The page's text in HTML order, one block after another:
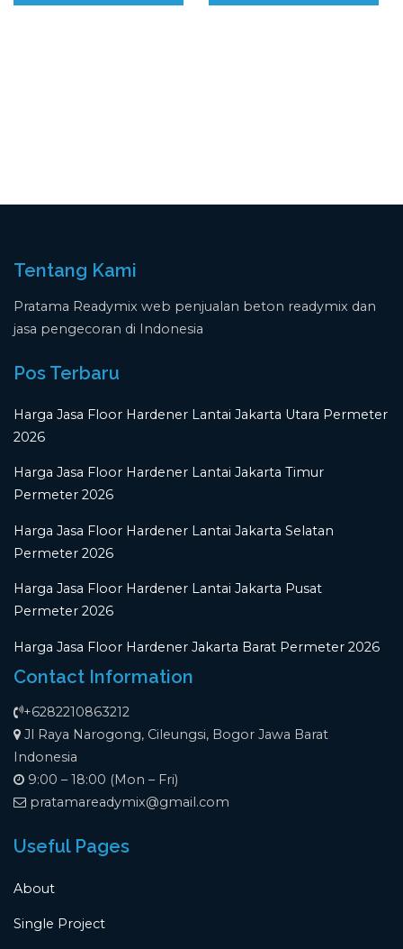
Tentang Kami
Pratama Readymix web penjualan beton readymix dan
jasa pengecoran di Indonesia
Pos Terbaru
Harga Jasa Floor Hardener Lantai Jakarta Utara Permeter
2026
Harga Jasa Floor Hardener Lantai Jakarta Timur
Permeter 2026
Harga Jasa Floor Hardener Lantai Jakarta Selatan
Permeter 2026
Harga Jasa Floor Hardener Lantai Jakarta Pusat
Permeter 2026
Harga Jasa Floor Hardener Jakarta Barat Permeter 2026
Contact Information
+6282210863212
Jl Raya Narogong, Cileungsi, Bogor Jawa Barat
Indonesia
9:00 – 18:00 (Mon – Fri)
pratamareadymix@gmail.com
Useful Pages
About
Single Project